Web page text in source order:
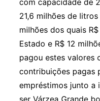
com capacidade de
21,6 milhões de
milhões dos quais
Estado e R$ 12
pagou estes valores
contribuições pagas
empréstimos junto a